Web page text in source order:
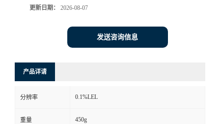
方
式
更新日期： 2026-08-07
发送咨询信息
产品详请
分辨率 0.1%LEL
重量 450g